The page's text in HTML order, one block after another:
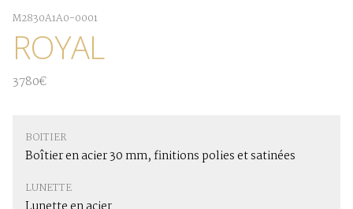
M2830A1A0-0001
ROYAL
3780€
BOITIER
Boîtier en acier 30 mm, finitions polies et satinées
LUNETTE